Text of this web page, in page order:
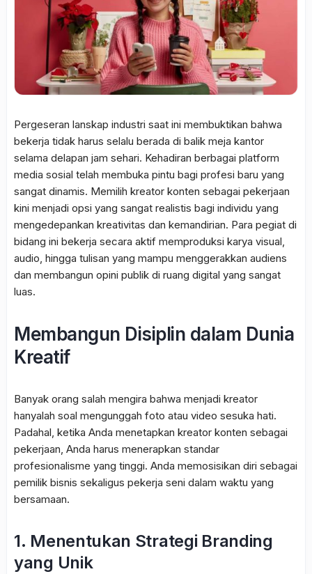
Pergeseran lanskap industri saat ini membuktikan bahwa
bekerja tidak harus selalu berada di balik meja kantor
selama delapan jam sehari. Kehadiran berbagai platform
media sosial telah membuka pintu bagi profesi baru yang
sangat dinamis. Memilih kreator konten sebagai pekerjaan
kini menjadi opsi yang sangat realistis bagi individu yang
mengedepankan kreativitas dan kemandirian. Para pegiat di
bidang ini bekerja secara aktif memproduksi karya visual,
audio, hingga tulisan yang mampu menggerakkan audiens
dan membangun opini publik di ruang digital yang sangat
luas.
Membangun Disiplin dalam Dunia
Kreatif
Banyak orang salah mengira bahwa menjadi kreator
hanyalah soal mengunggah foto atau video sesuka hati.
Padahal, ketika Anda menetapkan kreator konten sebagai
pekerjaan, Anda harus menerapkan standar
profesionalisme yang tinggi. Anda memosisikan diri sebagai
pemilik bisnis sekaligus pekerja seni dalam waktu yang
bersamaan.
1. Menentukan Strategi Branding
yang Unik